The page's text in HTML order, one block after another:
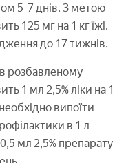
5-7 днів. З метою
125 мг на 1 кг їжі.
до 17 тижнів.
розбавленому
1 мл 2,5% ліки на 1
випоїти
в 1 л
мл 2,5% препарату